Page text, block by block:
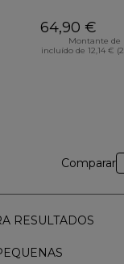
64,90 €
Montante de
incluído de 12,14 €
Comparar
RESULTADOS